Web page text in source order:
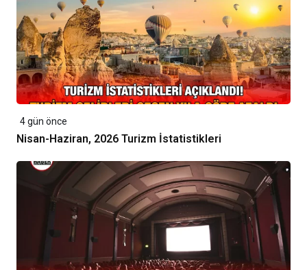
4 gün önce
Nisan-Haziran, 2026 Turizm İstatistikleri